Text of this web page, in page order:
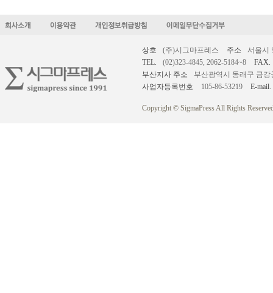
상호 (주)시그마프레스 주소
서울시
TEL.
(02)323-4845, 2062-5184~8
FAX.
부산지사 주소
부산광역시 동래구 금강
사업자등록번호
105-86-53219 E-mail.
Copyright © SigmaPress All Rights